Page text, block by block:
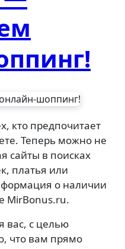
Теперь можно не
сайты в поисках
платья или
о наличии
MirBonus.ru.
вас, с целью
что вам прямо